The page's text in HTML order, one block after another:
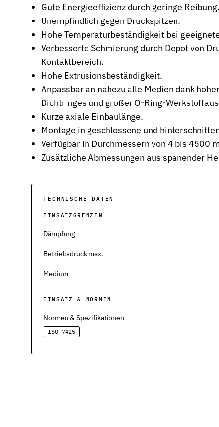
Stützringe
Anti-Extrusions-Element, schützt O-Ringe bei hohem Druck
Dämpfungsringe
Kontrollierte Endlagendämpfung im Pneumatikzylinder
Flachdichtungen
Zuverlässige Abdichtung für plane Flächen, Flansche und
Gummiformteile
Präzise geformte Elastomerbauteile für Dämpfung, Verbindung
Dichtsätze
Komplettlösungen aus abgestimmten Dichtungselementen
Sonderdichtungen
Hochleistungsdichtungen für hydraulische Anwendungen
Pneumatikdichtungen
Zuverlässige Dichtungslösungen für Pneumatikzylinder
Statische Dichtungen
Schmierstoffe passend zur Dichtungsauslegung
Parker O-Lube und S-Lube für Elastomerdichtungen
Gute Energieeffizienz durch geringe Reibung.
Unempfindlich gegen Druckspitzen.
Hohe Temperaturbeständigkeit bei
Verbesserte Schmierung durch Depot von
Kontaktbereich.
Hohe Extrusionsbeständigkeit.
Anpassbar an nahezu alle Medien dank
Dichtringes und großer O-Ring-
Kurze axiale Einbaulänge.
Montage in geschlossene und
Verfügbar in Durchmessern von 4 bis 4500
Zusätzliche Abmessungen aus spanender
TECHNISCHE DATEN
EINSATZGRENZEN
Dämpfung
Betriebsdruck max.
Medium
EINSATZ & NORMEN
Normen & Spezifikationen
ISO 7425